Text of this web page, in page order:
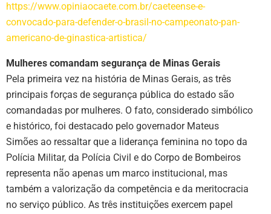
https://www.opiniaocaete.com.br/caeteense-e-
convocado-para-defender-o-brasil-no-campeonato-pan-
americano-de-ginastica-artistica/
Mulheres comandam segurança de Minas Gerais
Pela primeira vez na história de Minas Gerais, as três
principais forças de segurança pública do estado são
comandadas por mulheres. O fato, considerado simbólico
e histórico, foi destacado pelo governador Mateus
Simões ao ressaltar que a liderança feminina no topo da
Polícia Militar, da Polícia Civil e do Corpo de Bombeiros
representa não apenas um marco institucional, mas
também a valorização da competência e da meritocracia
no serviço público. As três instituições exercem papel